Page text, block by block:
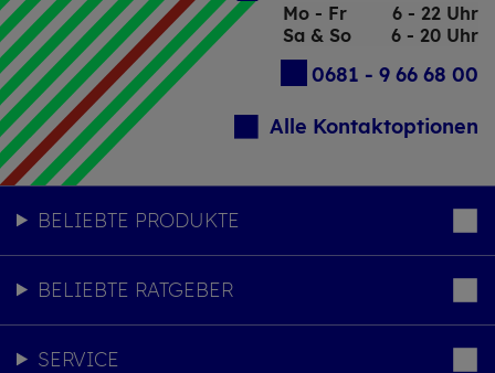
Mo - Fr
6 - 22 Uhr
Sa & So
6 - 20 Uhr
0681 - 9 66 68 00
Alle Kontaktoptionen
BELIEBTE PRODUKTE
BELIEBTE RATGEBER
SERVICE